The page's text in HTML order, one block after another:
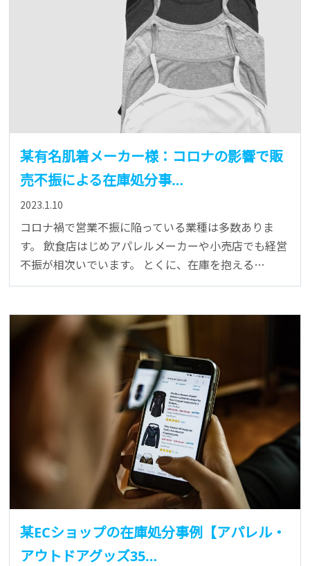
某有名肌着メーカー様：コロナの影響で販
売不振による在庫処分事…
2023.1.10
コロナ禍で営業不振に陥っている業種は多数ありま
す。 飲食店はじめアパレルメーカーや小売店でも経営
不振が相次いでいます。 とくに、在庫を抱える…
某ECショップの在庫処分事例【アパレル・
アウトドアグッズ35…